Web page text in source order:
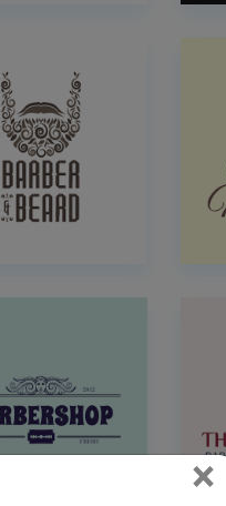
×